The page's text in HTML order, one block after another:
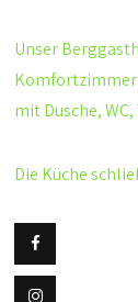
Unser
Komfortzimmer
mit Dusche,
Die Küche